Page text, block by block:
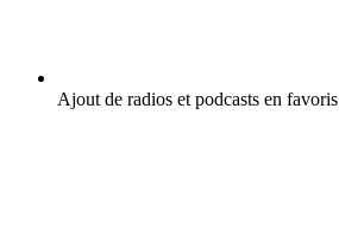
Ajout de radios et podcasts en favoris